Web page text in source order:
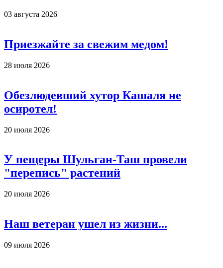
03 августа 2026
Приезжайте за свежим медом!
28 июля 2026
Обезлюдевший хутор Кашаля не
осиротел!
20 июля 2026
У пещеры Шульган-Таш провели
"перепись" растений
20 июля 2026
Наш ветеран ушел из жизни...
09 июля 2026